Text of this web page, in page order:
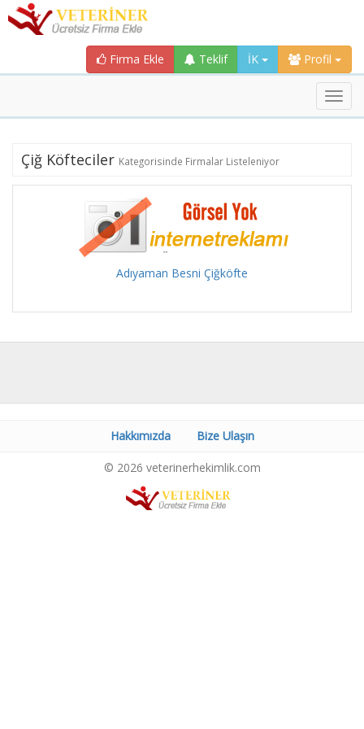
Firma Ekle Teklif İK Profil
Çiğ Köfteciler Kategorisinde Firmalar Listeleniyor
Adıyaman Besni Çiğköfte
Hakkımızda Bize Ulaşın
© 2026 veterinerhekimlik.com